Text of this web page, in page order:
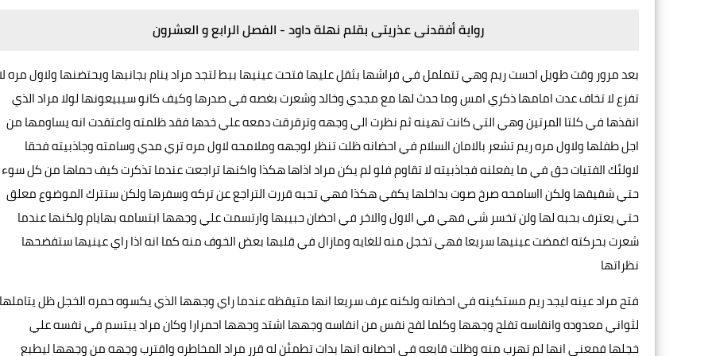
رواية أفقدنى عذريتى بقلم نهلة داود - الفصل الرابع و العشرون
بعد مرور وقت طويل احست ريم وهي تتململ في فراشها بثقل عليها فتحت عينيها ببط لتجد مراد ينام بجانبها ويحتضنها ولاول مره
تفزع لا تخاف عدت امامها ذكري امس وما حدث لها مع مجدي وخالد وشعرت بغصه في صدرها وكيف كانو سيبيعونها لولا مراد الذي
انقذها في كلتا المرتين وهي التي كانت تهينه ثم نظرت الي وجهه وترقرقت دمعه علي خدها فقد ظلمته واعتقدت انه يساومها من
اجل طفلها ولاول مره ريم تشعر بالامان السلام في احضانه ظلت تنظر لوجهه وملامحه لاول مره تري مدي وسامته وجاذبيته فحقا
لاولئك الفتيات حق في ما يفعلنه فجاذبيته لا تقاوم فلو لم يكن مراد اذاها هكذا واكنها تراجعت عندما تذكرت كيف حماها من كل سوء
حتي شقيقها ولكن ااسامحه صرخ صوت بداخلها يكفي هكذا فهي تحبه قررت التراجع عن تركه وسفرها ولكن ستترك الموضوع معلق
حتي يعترف بحبه لها ولن تخسر شي فهي في الاول والاخر في احضان حبيبها وارتسمت علي وجهها ابتسامه بهايام ولكنها عندما
شعرت بحركته اغمضت عينيها سريعا فهي تخجل منه للغايه ومازال في قلبها بعض الخوف منه كما انه اذا راي عينيها ستفضحها
نظراتها
فتح مراد عينه ليجد ريم مستكينه في احضانه ولكنه عرف سريعا انها متيقظه عندما راي وجهها الذي يكسوه حمره الخجل ظل يتاملها
لثواني معدوده وانفاسه تفلح وجهها وكلما لفح نفس من انفاسه وجهها اشتد وجهها احمرارا وكان مراد يبتسم في نفسه علي
خجلها فمعني انها لم تهرب منه وظلت قابعه في احضانه انها بدات تطمئن له قرر مراد المخاطره واقترب وجهه من وجهها ليطبع